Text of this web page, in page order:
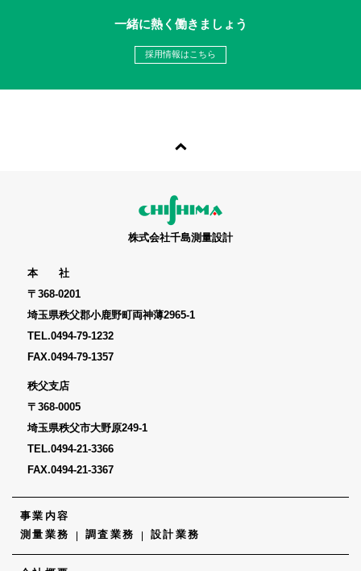
一緒に熱く働きましょう
採用情報はこちら
株式会社千島測量設計
本 社
〒368-0201
埼玉県秩父郡小鹿野町両神薄2965-1
TEL.0494-79-1232
FAX.0494-79-1357
秩父支店
〒368-0005
埼玉県秩父市大野原249-1
TEL.0494-21-3366
FAX.0494-21-3367
事業内容
測量業務
調査業務 設計業務